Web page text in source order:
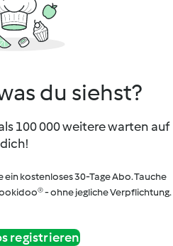
du siehst?
100 000 weitere warten auf
dich!
kostenloses 30-Tage Abo. Tauche
- ohne jegliche Verpflichtung.
registrieren